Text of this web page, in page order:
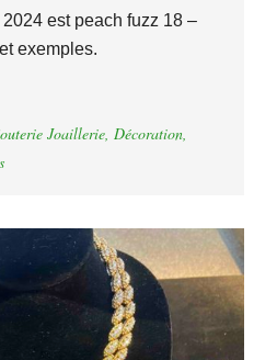
est peach fuzz 18 –
exemples.
Joaillerie, Décoration,